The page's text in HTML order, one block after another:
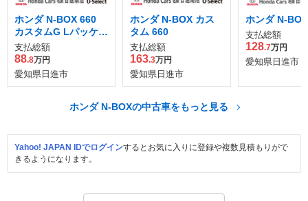
ホンダ N-BOX 660
カスタムG Lパッケー
ジ
支払総額
88.8万円
愛知県日進市
ホンダ N-BOX カス
タム 660
支払総額
163.3万円
愛知県日進市
ホンダ N-
支払総額
128.7万円
愛知県日進市
ホンダ N-BOXの中古車をもっと見る
Yahoo! JAPAN IDでログインするとお気に入りに登録や複数見積もりがで
きるようになります。